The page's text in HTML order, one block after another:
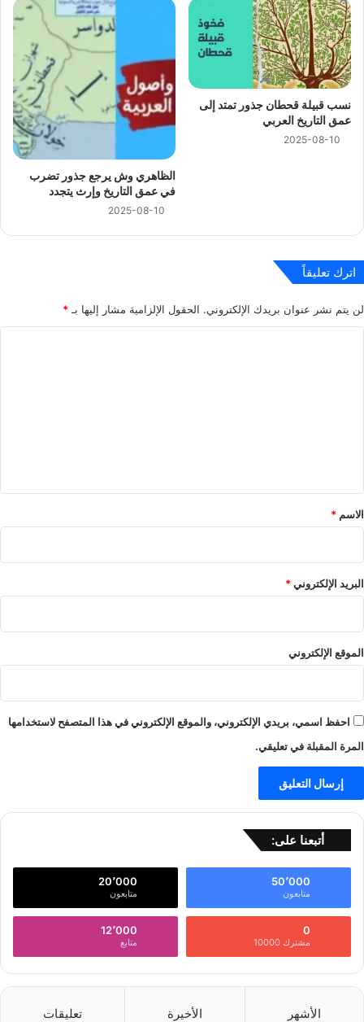
نسب قبيلة قحطان جذور تمتد إلى
عمق التاريخ العربي
2025-08-10
الظاهري وش يرجع جذور تضرب
في عمق التاريخ وإرث يتجدد
2025-08-10
اترك تعليقاً
لن يتم نشر عنوان بريدك الإلكتروني. الحقول الإلزامية مشار إليها بـ *
*
الاسم *
البريد الإلكتروني*
الموقع الإلكتروني
احفظ اسمي، بريدي الإلكتروني، والموقع الإلكتروني في هذا المتصفح لاستخدامها
المرة المقبلة في تعليقي.
أتبعنا على:
50٬000
متابعون
20٬000
متابعون
0
مشترك 10000
12٬000
متابع
الأشهر الأخيرة تعليقات